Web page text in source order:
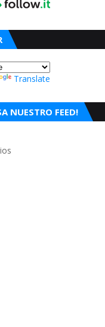
Translate
NUESTRO FEED!